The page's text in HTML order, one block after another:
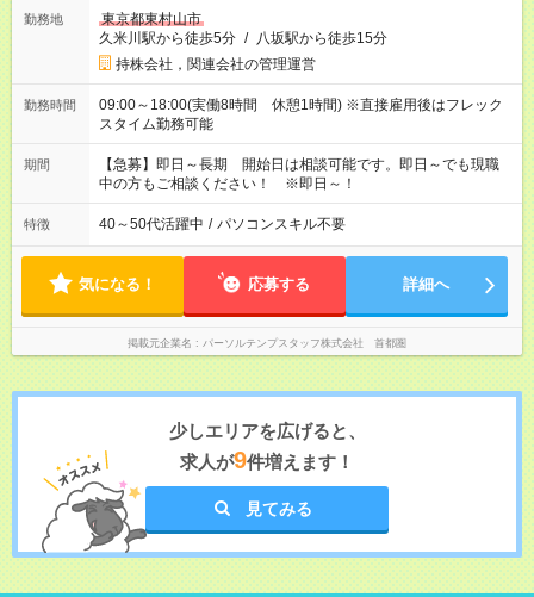
勤務地
東京都東村山市
久米川駅から徒歩5分 / 八坂駅から徒歩15分
持株会社，関連会社の管理運営
勤務時間
09:00～18:00(実働8時間 休憩1時間) ※直接雇用後はフレック
スタイム勤務可能
期間
【急募】即日～長期 開始日は相談可能です。即日～でも現職
中の方もご相談ください！ ※即日～！
特徴 40～50代活躍中 / パソコンスキル不要
気になる！ 応募する 詳細へ
掲載元企業名 パーソルテンプスタッフ株式会社 首都圏
少しエリアを広げると、
求人が9件増えます！
見てみる